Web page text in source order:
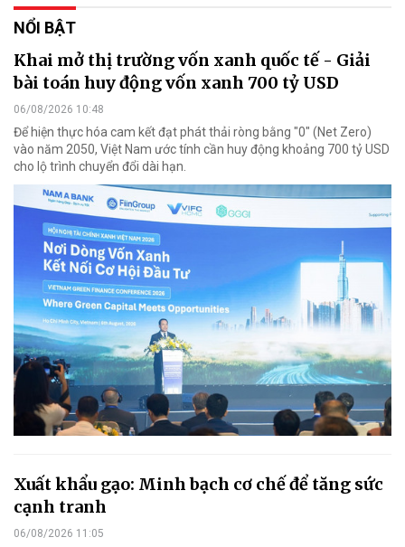
NỔI BẬT
Khai mở thị trường vốn xanh quốc tế - Giải
bài toán huy động vốn xanh 700 tỷ USD
06/08/2026 10:48
Để hiện thực hóa cam kết đạt phát thải ròng bằng "0" (Net Zero)
vào năm 2050, Việt Nam ước tính cần huy động khoảng 700 tỷ USD
cho lộ trình chuyển đổi dài hạn.
Xuất khẩu gạo: Minh bạch cơ chế để tăng sức
cạnh tranh
06/08/2026 11:05